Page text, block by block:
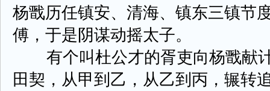
杨戬历任镇安、清海、镇东三镇节
傅，于是阴谋动摇太子。
有个叫杜公才的胥吏向杨戬献
田契，从甲到乙，从乙到丙，辗转